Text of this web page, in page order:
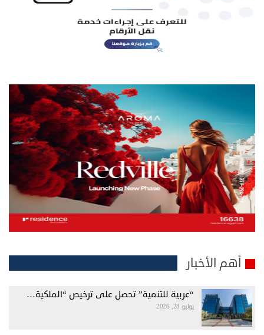
أهم الأخبار
“عربية للتنمية” تحصل على ترخيص “الملكية…
يوليو 28, 2026